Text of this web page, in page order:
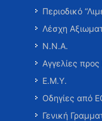
Περιοδικό
Λέσχη
Ν.Ν.Α.
Αγγελίες
Ε.Μ.Υ.
Οδηγίες από
Γενική